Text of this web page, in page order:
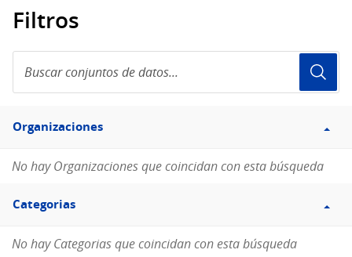
Filtros
conjuntos
de
Filtro
Organizaciones
Organizaciones
No hay Organizaciones que coincidan con esta búsqueda
Filtro
Categorias
Categorias
No hay Categorias que coincidan con esta búsqueda